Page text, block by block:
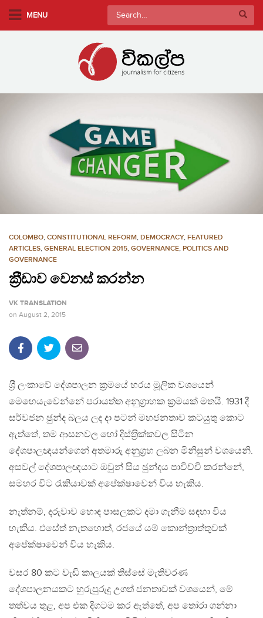
m
e
MENU
Search
for:
COLOMBO, CONSTITUTIONAL REFORM, DEMOCRACY, FEATURED
ARTICLES, GENERAL ELECTION 2015, GOVERNANCE, POLITICS AND
GOVERNANCE
ක‍්‍රීඩාව වෙනස් කරන්න
VK TRANSLATION
on August 2, 2015
ශ‍්‍රී ලංකාවේ දේශපාලන ක‍්‍රමයේ හරය මූලික වශයෙන්
මෙහෙයැවෙන්නේ පරායත්ත අනුග‍්‍රාහක ක‍්‍රමයක් මතයි. 1931 දී
සර්වජන ඡුන්ද බලය ලද දා පටන් මහජනතාව කටයුතු කොට
ඇත්තේ, තම ආසනවල හෝ දිස්ත‍්‍රික්කවල සිටින
දේශපාලඥයන්ගෙන් අතමාරු අනුග‍්‍රහ ලබන මිනිසුන් වශයෙනි.
අසවල් දේශපාලඥයාට ඔවුන් සිය ඡුන්දය පාවිච්චි කරන්නේ,
සමහර විට රැකියාවක් අපේක්ෂාවෙන් විය හැකිය.
නැත්නම්, දරුවාව හොඳ පාසලකට දමා ගැනීම සඳහා විය
හැකිය. එසේත් නැතහොත්, රජයේ යම් කොන්ත‍්‍රාත්තුවක්
අපේක්ෂාවෙන් විය හැකිය.
වසර 80 කට වැඩි කාලයක් තිස්සේ මැතිවරණ
දේශපාලනයකට හුරුපුරුදු උගත් ජනතාවක් වශයෙන්, මේ
තත්වය තුළ, අප එක දිගටම කර ඇත්තේ, අප තෝරා ගන්නා